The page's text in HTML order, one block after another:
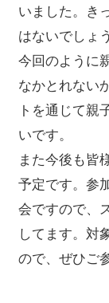
いました。き
はないでしょ
今回のように
なかとれない
トを通じて親
いです。
また今後も皆
予定です。参
会ですので、
してます。対
ので、ぜひご